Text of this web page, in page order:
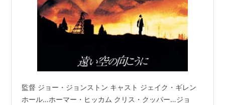
ロケットボーイズ2〈下〉
ジュニア,ホーマーヒッカ
出版社/メーカー:草思社
発売日:2002/02
購入: 1人クリック: 2回
この商品を含むブログ (2件) を見る
監督 ジョー・ジョンストン キャスト ジェイク・ギレン
ホール…ホーマー・ヒッカム クリス・クッパー…ジョ